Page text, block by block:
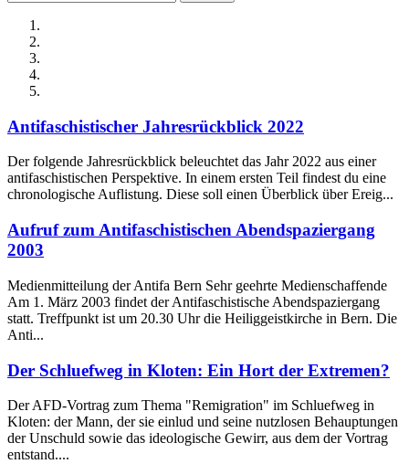
nach:
Antifaschistischer Jahresrückblick 2022
Der folgende Jahresrückblick beleuchtet das Jahr 2022 aus einer
antifaschistischen Perspektive. In einem ersten Teil findest du eine
chronologische Auflistung. Diese soll einen Überblick über Ereig...
Aufruf zum Antifaschistischen Abendspaziergang
2003
Medienmitteilung der Antifa Bern Sehr geehrte Medienschaffende
Am 1. März 2003 findet der Antifaschistische Abendspaziergang
statt. Treffpunkt ist um 20.30 Uhr die Heiliggeistkirche in Bern. Die
Anti...
Der Schluefweg in Kloten: Ein Hort der Extremen?
Der AFD-Vortrag zum Thema "Remigration" im Schluefweg in
Kloten: der Mann, der sie einlud und seine nutzlosen Behauptungen
der Unschuld sowie das ideologische Gewirr, aus dem der Vortrag
entstand....